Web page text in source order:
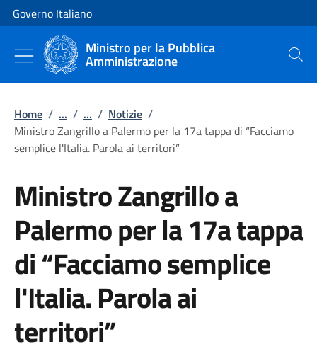
Vai al contenuto
Vai alla navigazione del sito
Governo Italiano
Ministro per la Pubblica
Amministrazione Cerca
Home / ... / ... / Notizie /
Ministro Zangrillo a Palermo per la 17a tappa di “Facciamo
semplice l'Italia. Parola ai territori”
Ministro Zangrillo a
Palermo per la 17a tappa
di “Facciamo semplice
l'Italia. Parola ai
territori”